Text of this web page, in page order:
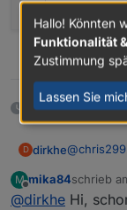
        })
    }
24 Tagen später
D dirkhe@chris299
M
Offline
mika84schrieb
zuletzt
@dirkhe Hi,
Hallo! Könnten
Funktionalität
Zustimmung
Lassen Sie